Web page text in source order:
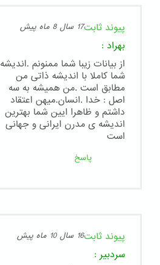
پیوند ثابت17 سال 8 ماه پیش
بهراد :
از بیانات زیبا شما ممنونم .اندیشه
شما کاملا با اندیشه ذاتی من
مطابق است .من همیشه به سه
اصل : خدا .انسان.میهن اعتقاد
داشتم و ظاهرا ایین شما بهترین
اندیشه ی مدرن ایرانی و جهانی
است
پاسخ
پیوند ثابت16 سال 10 ماه پیش
سردبیر :